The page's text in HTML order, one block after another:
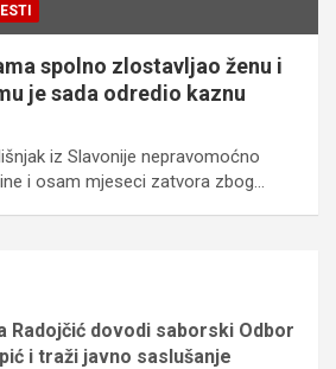
spolno zlostavljao ženu i
je sada odredio kaznu
iz Slavonije nepravomoćno
i osam mjeseci zatvora zbog…
Radojčić dovodi saborski Odbor
i traži javno saslušanje